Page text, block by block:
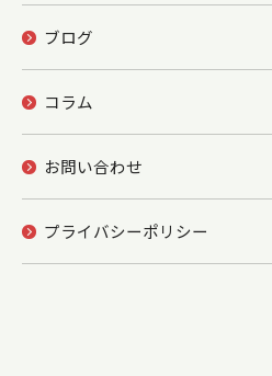
ブログ
コラム
お問い合わせ
プライバシーポリシー